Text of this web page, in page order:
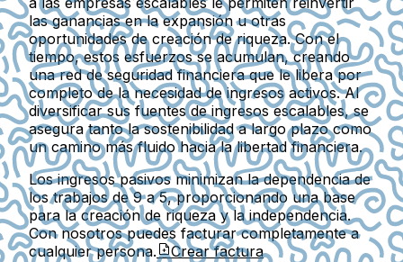
las ganancias en la expansión u otras
oportunidades de creación de riqueza. Con el
tiempo, estos esfuerzos se acumulan, creando
una red de seguridad financiera que le libera por
completo de la necesidad de ingresos activos. Al
diversificar sus fuentes de ingresos escalables, se
asegura tanto la sostenibilidad a largo plazo como
un camino más fluido hacia la libertad financiera.
Los ingresos pasivos minimizan la dependencia de
los trabajos de 9 a 5, proporcionando una base
para la creación de riqueza y la independencia.
Con nosotros puedes facturar completamente a
cualquier persona.
Crear factura